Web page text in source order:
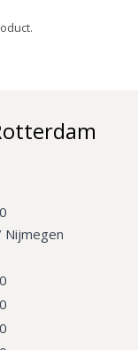
Nijmegen